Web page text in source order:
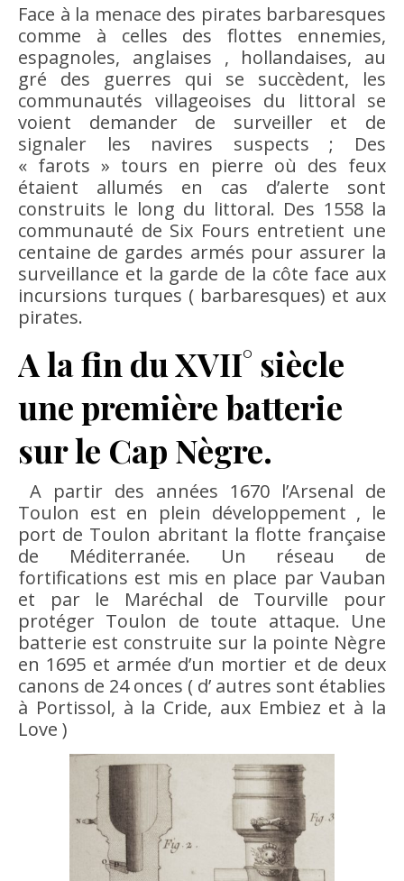
Face à la menace des pirates barbaresques
comme à celles des flottes ennemies,
espagnoles, anglaises , hollandaises, au
gré des guerres qui se succèdent, les
communautés villageoises du littoral se
voient demander de surveiller et de
signaler les navires suspects ; Des
« farots » tours en pierre où des feux
étaient allumés en cas d’alerte sont
construits le long du littoral. Des 1558 la
communauté de Six Fours entretient une
centaine de gardes armés pour assurer la
surveillance et la garde de la côte face aux
incursions turques ( barbaresques) et aux
pirates.
A la fin du XVII° siècle
une première batterie
sur le Cap Nègre.
A partir des années 1670 l’Arsenal de
Toulon est en plein développement , le
port de Toulon abritant la flotte française
de Méditerranée. Un réseau de
fortifications est mis en place par Vauban
et par le Maréchal de Tourville pour
protéger Toulon de toute attaque. Une
batterie est construite sur la pointe Nègre
en 1695 et armée d’un mortier et de deux
canons de 24 onces ( d’ autres sont établies
à Portissol, à la Cride, aux Embiez et à la
Love )